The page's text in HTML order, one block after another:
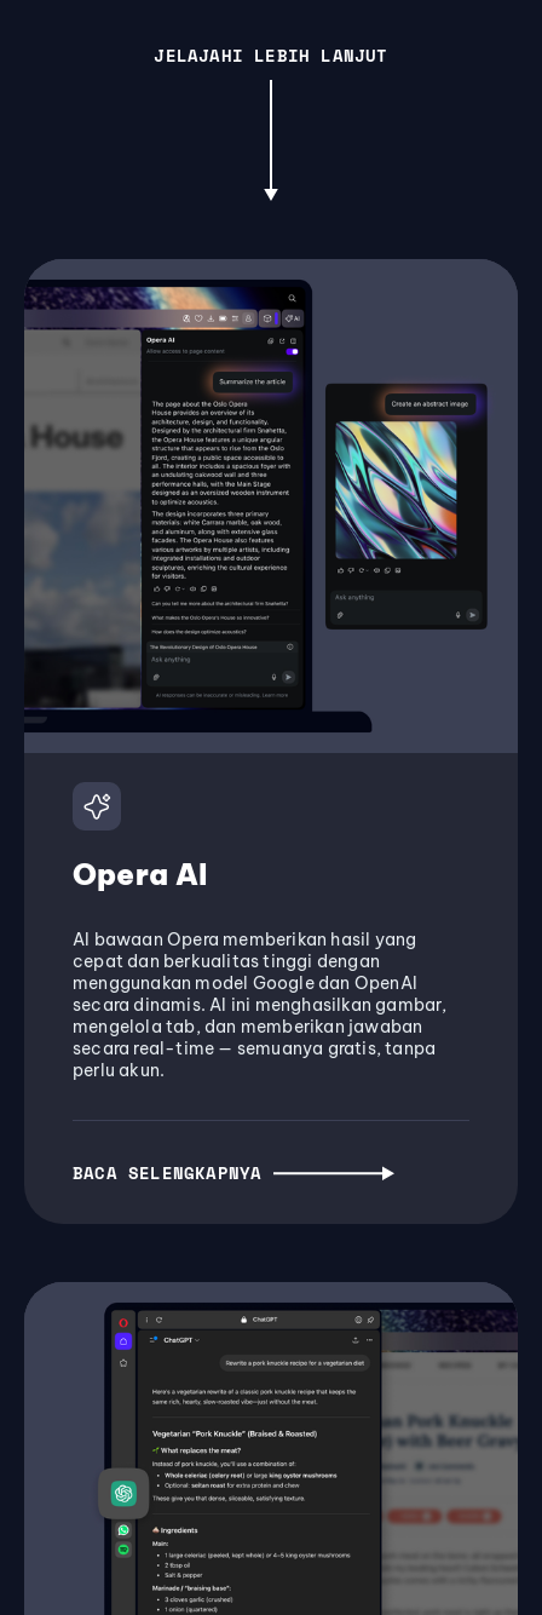
JELAJAHI LEBIH LANJUT
Opera AI
AI bawaan Opera memberikan hasil yang
cepat dan berkualitas tinggi dengan
menggunakan model Google dan OpenAI
secara dinamis. AI ini menghasilkan gambar,
mengelola tab, dan memberikan jawaban
secara real-time — semuanya gratis, tanpa
perlu akun.
BACA SELENGKAPNYA